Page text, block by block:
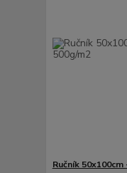
Ručník